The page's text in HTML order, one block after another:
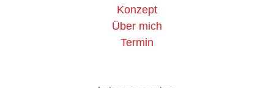
Konzept
Über mich
Termin